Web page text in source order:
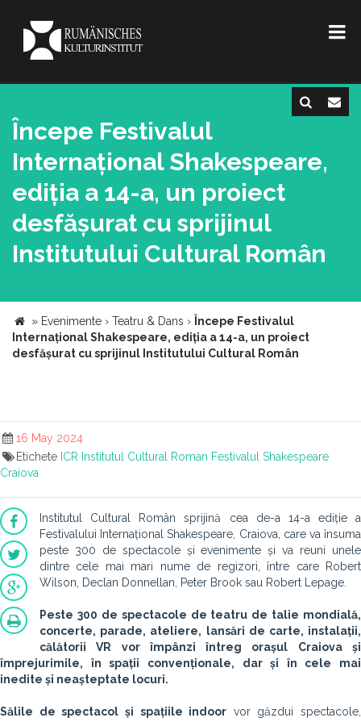
Începe Festivalul
Internațional Shakespeare,
ediția a 14-a, un proiect
desfășurat cu sprijinul
Institutului Cultural Român
» Evenimente › Teatru & Dans › Începe Festivalul
Internațional Shakespeare, ediția a 14-a, un proiect
desfășurat cu sprijinul Institutului Cultural Român
16 May 2024
Etichete ICR Institutul Cultural Roman Festivalul Shakespeare
Craiova
Institutul Cultural Român sprijină cea de-a 14-a ediție a
Festivalului Internațional Shakespeare, Craiova, care va însuma
peste 300 de spectacole și evenimente și va reuni unele
dintre cele mai mari nume de regizori, între care Robert
Wilson, Declan Donnellan, Peter Brook sau Robert Lepage.
Peste 300 de spectacole de teatru de talie mondială,
concerte, parade, ateliere, lansări de carte, instalații,
călătorii VR vor împânzi întreg orașul Craiova și
împrejurimile, în spații convenționale, dar și în cele mai
inedite și neașteptate locuri.
Sălile de spectacol și spațiile indoor vor găzdui spectacole,